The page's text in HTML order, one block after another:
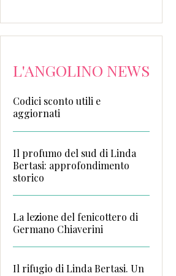
L'ANGOLINO NEWS
Codici sconto utili e
aggiornati
Il profumo del sud di Linda
Bertasi: approfondimento
storico
La lezione del fenicottero di
Germano Chiaverini
Il rifugio di Linda Bertasi. Un